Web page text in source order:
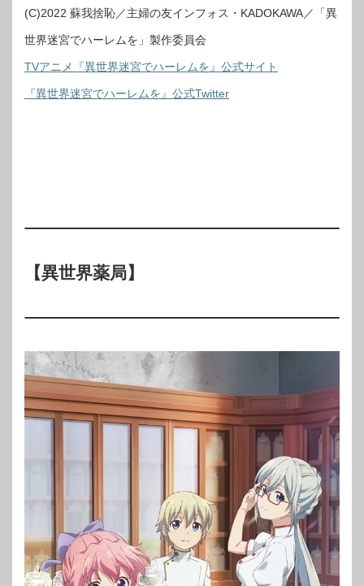
(C)2022 蘇我捨恥／主婦の友インフォス・KADOKAWA／「異
世界迷宮でハーレムを」製作委員会
TVアニメ『異世界迷宮でハーレムを』公式サイト
『異世界迷宮でハーレムを』公式Twitter
【異世界薬局】